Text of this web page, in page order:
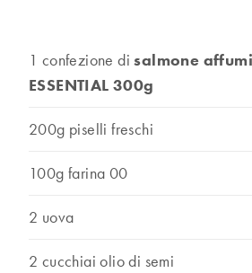
1 confezione di salmone
ESSENTIAL 300g
200g piselli freschi
100g farina 00
2 uova
2 cucchiai olio di semi